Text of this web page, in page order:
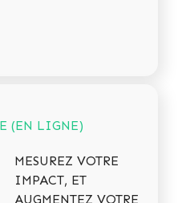
(EN LIGNE)
MESUREZ VOTRE
IMPACT, ET
AUGMENTEZ VOTRE